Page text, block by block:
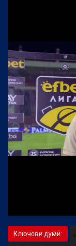
Ключови думи: